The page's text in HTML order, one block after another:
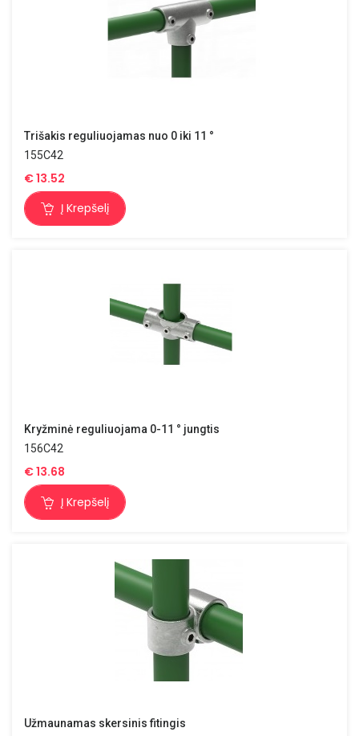
Trišakis reguliuojamas nuo 0 iki 11 °
155C42
€13.52
Į Krepšelį
Kryžminė reguliuojama 0-11 ° jungtis
156C42
€13.68
Į Krepšelį
Užmaunamas skersinis fitingis